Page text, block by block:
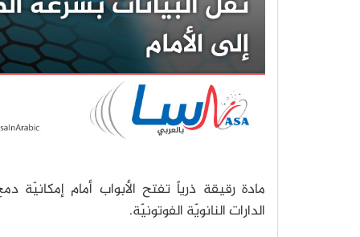
مادة رقيقة ذرياً تفتح الأبواب أمام إمكانيّة
الدارات النانويّة الفوتونيّة.